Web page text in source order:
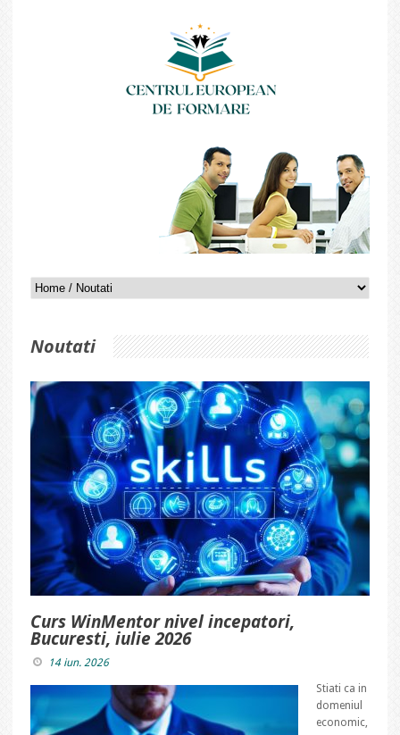
Noutati
Curs WinMentor nivel incepatori,
Bucuresti, iulie 2026
14 iun. 2026
Stiati ca in
domeniul
economic,